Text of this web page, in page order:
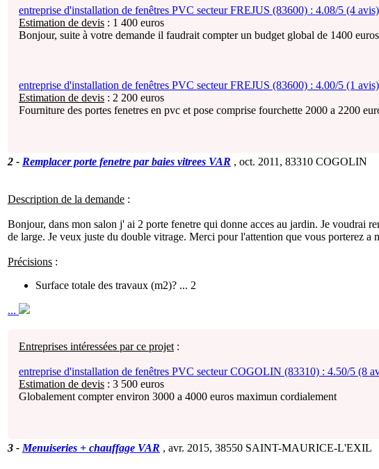
entreprise d'installation de fenêtres PVC secteur FREJUS (83600) : 4.08/5 (4 avis)
Estimation de devis : 1 400 euros
Bonjour, suite à votre demande il faudrait compter un budget global de 1400
entreprise d'installation de fenêtres PVC secteur FREJUS (83600) : 4.00/5 (1 avis)
Estimation de devis : 2 200 euros
Fourniture des portes fenetres en pvc et pose comprise fourchette 2000 a 2200
2 - Remplacer porte fenetre par baies vitrees VAR , oct. 2011, 83310 COGOLIN
Description de la demande :
Bonjour, dans mon salon j' ai 2 porte fenetre qui donne acces au jardin. Je voudrai
de large. Je veux juste du double vitrage. Merci pour l'attention que vous porterez a
Précisions :
Surface totale des travaux (m2)? ... 2
...
Entreprises intéressées par ce projet :
entreprise d'installation de fenêtres PVC secteur COGOLIN (83310) : 4.50/5 (8
Estimation de devis : 3 500 euros
Globalement compter environ 3000 a 4000 euros maximun cordialement
3 - Menuiseries + chauffage VAR , avr. 2015, 38550 SAINT-MAURICE-L'EXIL